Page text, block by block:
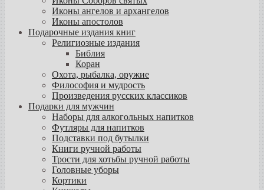
Иконы ангелов и архангелов
Иконы апостолов
Подарочные издания книг
Религиозные издания
Библия
Коран
Охота, рыбалка, оружие
Философия и мудрость
Произведения русских классиков
Подарки для мужчин
Наборы для алкогольных напитков
Футляры для напитков
Подставки под бутылки
Книги ручной работы
Трости для хотьбы ручной работы
Головные уборы
Кортики